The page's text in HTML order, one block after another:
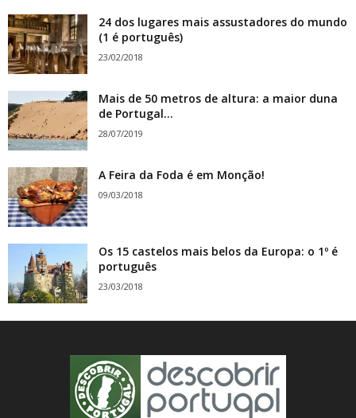
24 dos lugares mais assustadores do mundo
(1 é português)
23/02/2018
Mais de 50 metros de altura: a maior duna
de Portugal...
28/07/2019
A Feira da Foda é em Monção!
09/03/2018
Os 15 castelos mais belos da Europa: o 1º é
português
23/03/2018